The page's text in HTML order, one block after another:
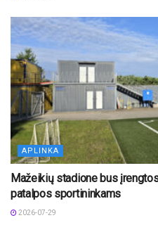
APLINKA
Mažeikių stadione bus
patalpos sportininkams
2026-07-29